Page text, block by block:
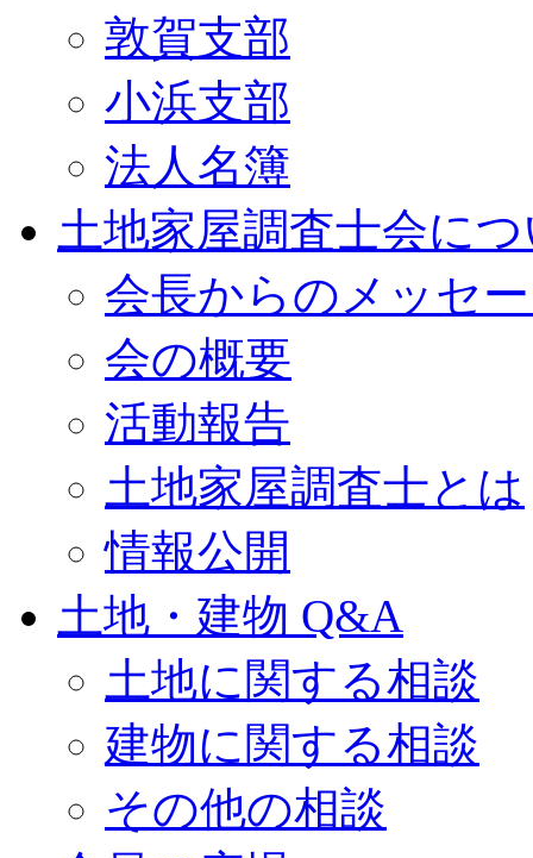
敦賀支部
小浜支部
法人名簿
土地家屋調査士会に
会長からのメッセ
会の概要
活動報告
土地家屋調査士とは
情報公開
土地・建物 Q&A
土地に関する相談
建物に関する相談
その他の相談